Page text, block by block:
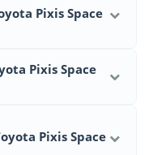
Pixis Space
Pixis Space
Pixis Space